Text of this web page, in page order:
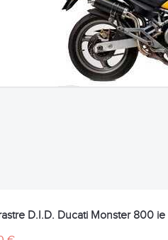
D.I.D. Ducati Monster 800 ie